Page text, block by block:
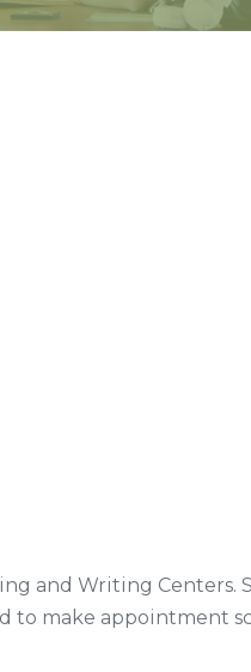
and Writing Centers.
to make appointment